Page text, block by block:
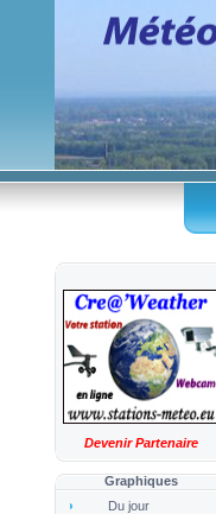
Devenir Partenaire
Graphiques
Du jour